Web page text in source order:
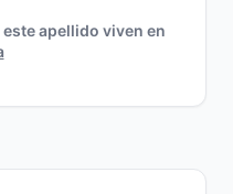
apellido viven en